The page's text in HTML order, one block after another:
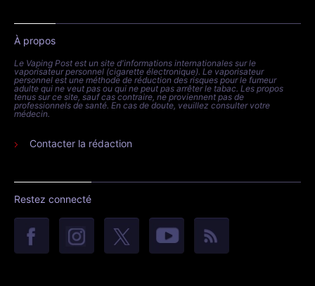
À propos
Le Vaping Post est un site d'informations internationales sur le
vaporisateur personnel (cigarette électronique). Le vaporisateur
personnel est une méthode de réduction des risques pour le fumeur
adulte qui ne veut pas ou qui ne peut pas arrêter le tabac. Les propos
tenus sur ce site, sauf cas contraire, ne proviennent pas de
professionnels de santé. En cas de doute, veuillez consulter votre
médecin.
Contacter la rédaction
Restez connecté